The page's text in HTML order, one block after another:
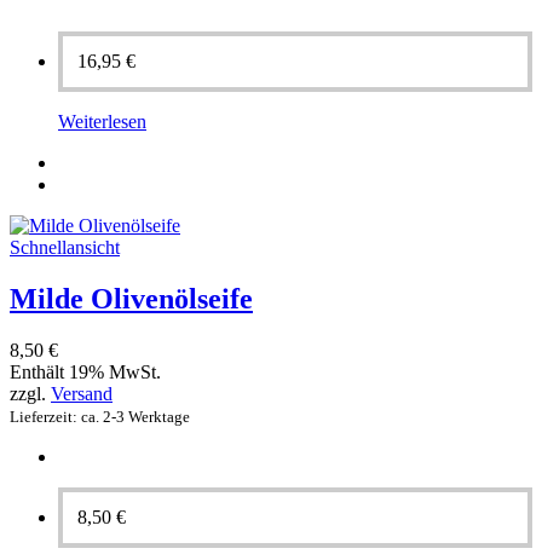
16,95 €
Weiterlesen
Schnellansicht
Milde Olivenölseife
8,50 €
Enthält 19% MwSt.
zzgl. Versand
Lieferzeit: ca. 2-3 Werktage
8,50 €